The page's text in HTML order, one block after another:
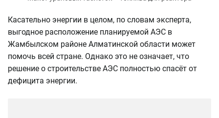
Касательно энергии в целом, по словам эксперта,
выгодное расположение планируемой АЭС в
Жамбылском районе Алматинской области может
помочь всей стране. Однако это не означает, что
решение о строительстве АЭС полностью спасёт от
дефицита энергии.